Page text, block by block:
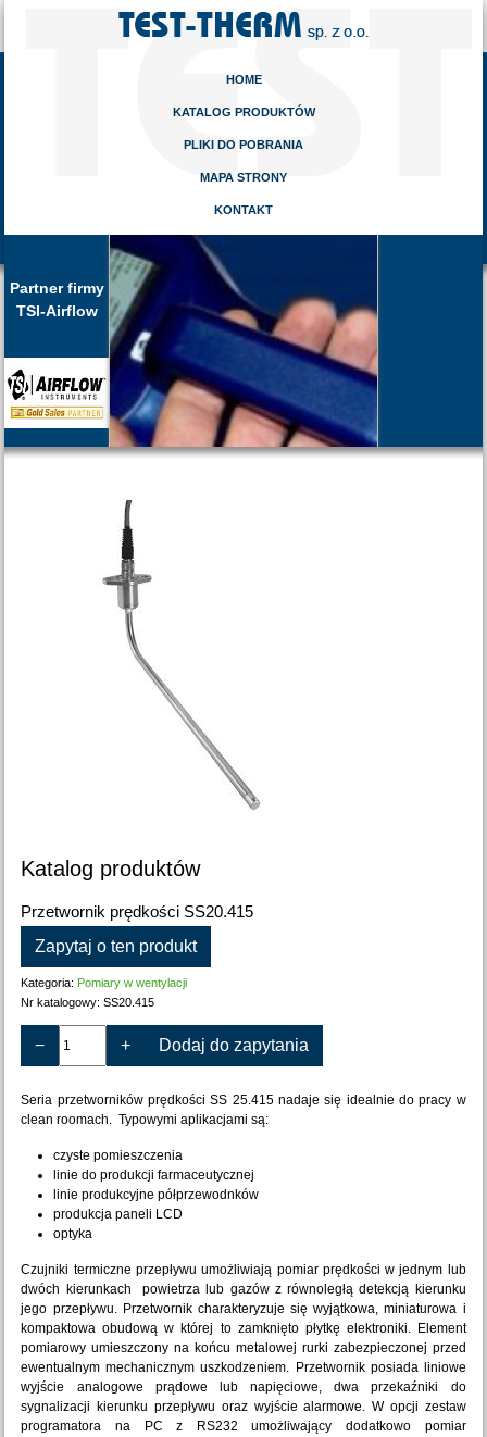
HOME
KATALOG PRODUKTÓW
PLIKI DO POBRANIA
MAPA STRONY
KONTAKT
Partner firmy
TSI-Airflow
Katalog produktów
Przetwornik prędkości SS20.415
Zapytaj o ten produkt
Kategoria: Pomiary w wentylacji
Nr katalogowy:SS20.415
− + Dodaj do zapytania
Seria przetworników prędkości SS 25.415 nadaje się idealnie do pracy w
clean roomach. Typowymi aplikacjami są:
czyste pomieszczenia
linie do produkcji farmaceutycznej
linie produkcyjne półprzewodnków
produkcja paneli LCD
optyka
Czujniki termiczne przepływu umożliwiają pomiar prędkości w jednym lub
dwóch kierunkach powietrza lub gazów z równoległą detekcją kierunku
jego przepływu. Przetwornik charakteryzuje się wyjątkowa, miniaturowa i
kompaktowa obudową w której to zamknięto płytkę elektroniki. Element
pomiarowy umieszczony na końcu metalowej rurki zabezpieczonej przed
ewentualnym mechanicznym uszkodzeniem. Przetwornik posiada liniowe
wyjście analogowe prądowe lub napięciowe, dwa przekaźniki do
sygnalizacji kierunku przepływu oraz wyjście alarmowe. W opcji zestaw
programatora na PC z RS232 umożliwający dodatkowo pomiar